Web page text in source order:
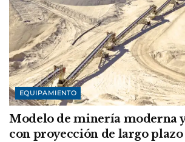
EQUIPAMIENTO
Modelo de minería moderna
con proyección de largo plazo